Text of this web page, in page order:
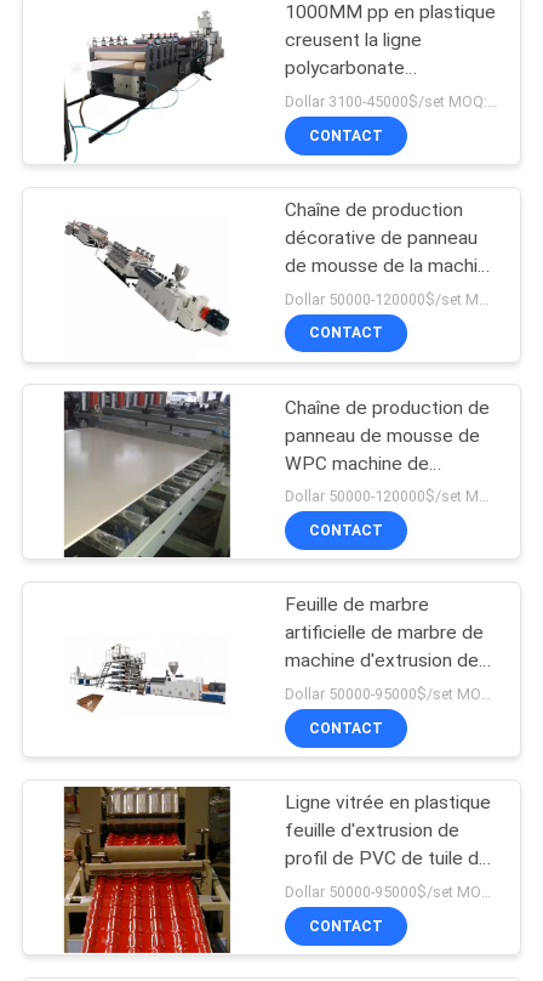
machine en
plastique de broyeur
8
Machine en
plastique de
défibreur
Machine en
plastique de
Pulverizer
Extrudeuse de tuyau
10
1000MM pp en plastique
creusent la ligne
polycarbonate
d'extrusion de feuille de
PC
CONTACT
Chaîne de production
décorative de panneau
de mousse de la machine
WPC d'extrusion de profil
de PVC de conseil
CONTACT
Chaîne de production de
panneau de mousse de
WPC machine de
fabrication de profil de
PVC
Dollar 50000-120000$/set MOQ:1 ensemble
CONTACT
Feuille de marbre
artificielle de marbre de
machine d'extrusion de
profil de PVC faisant la
machine
Dollar 50000-95000$/set MOQ:1 ensemble
CONTACT
Ligne vitrée en plastique
feuille d'extrusion de
profil de PVC de tuile de
plafond d'asa PMMA de
toiture
CONTACT